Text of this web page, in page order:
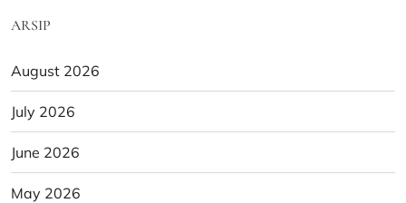
ARSIP
August 2026
July 2026
June 2026
May 2026